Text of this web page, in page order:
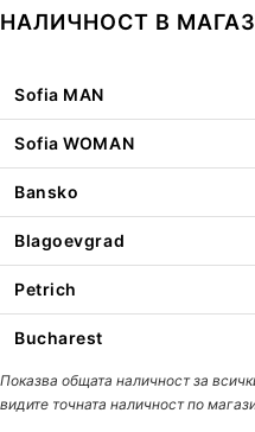
НАЛИЧНОСТ В
Sofia MAN
Sofia WOMAN
Bansko
Blagoevgrad
Petrich
Bucharest
Показва общата наличност за
видите точната наличност по